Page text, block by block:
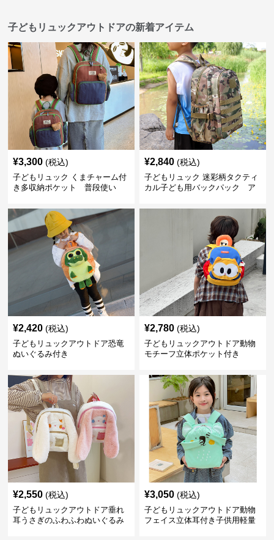
子どもリュックアウトドアの新着アイテム
¥3,300 (税込)
子どもリュック くまチャーム付
き多収納ポケット 普段使い
¥2,840 (税込)
子どもリュック 迷彩柄タクティ
カル子ども用バックパック ア
¥2,420 (税込)
子どもリュックアウトドア恐竜
ぬいぐるみ付き
¥2,780 (税込)
子どもリュックアウトドア動物
モチーフ立体ポケット付き
¥2,550 (税込)
子どもリュックアウトドア垂れ
耳うさぎのふわふわぬいぐるみ
¥3,050 (税込)
子どもリュックアウトドア動物
フェイス立体耳付き子供用軽量